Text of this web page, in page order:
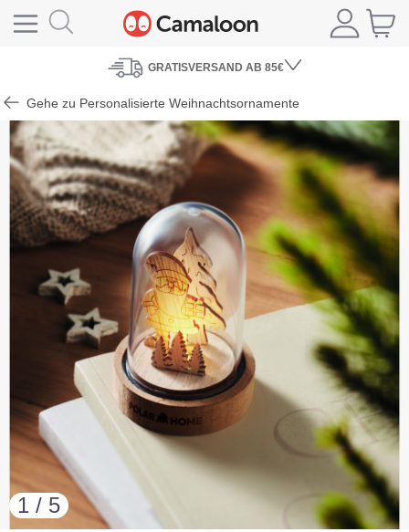
GRATISVERSAND AB 85€
Gehe zu Personalisierte Weihnachtsornamente
1 / 5